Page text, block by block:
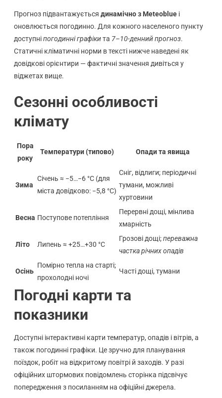
Прогноз підвантажується динамічно з Meteoblueі
оновлюється погодинно. Для кожного населеного пункту
доступніпогодинні графікита 7–10-денний прогноз.
Статичні кліматичні норми в тексті нижче наведені як
довідкові орієнтири — фактичні значення дивіться у
віджетах вище.
Сезонні особливості
клімату
Пора
року
Температури (типово) Опади та явища
Зима
Січень ≈ −5…−6 °C (для
міста довідково: −5,8 °C)
Сніг, відлиги; періодичні
тумани, можливі
хуртовини
Весна Поступове потепління
Перервні дощі, мінлива
хмарність
Літо Липень ≈ +25…+30 °C
Грозові дощі;переважна
частка річних опадів
Осінь
Помірно тепла на старті;
прохолодні ночі
Часті дощі, тумани
Погодні карти та
показники
Доступні інтерактивні карти температур, опадів і вітрів, а
також погодинні графіки. Це зручно для планування
поїздок, робіт на відкритому повітрі й заходів. У разі
офіційних штормових повідомлень сторінка підсвічує
попередження з посиланням на офіційні джерела.